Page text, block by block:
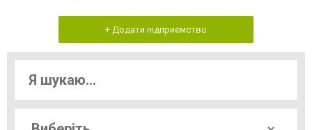
+ Додати підприємство